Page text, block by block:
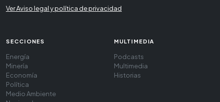
Ver Aviso legal y política de privacidad
SECCIONES
Energía
Minería
Economía
Política
Medio Ambiente
MULTIMEDIA
Podcasts
Multimedia
Historias